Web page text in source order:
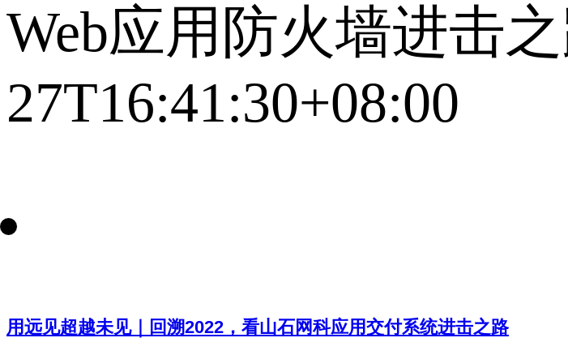
Web应用防火墙进击
27T16:41:30+08:00
用远见超越未见｜回溯2022，看山石网科应用交付系统进击之路